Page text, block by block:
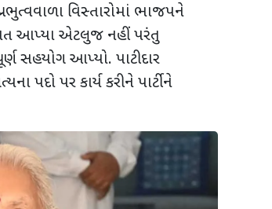
વિસ્તારોમાં ભાજપને
આપ્યા એટલુજ નહીં પરંતુ
સહયોગ આપ્યો. પાટીદાર
પદો પર કાર્ય કરીને પાર્ટીને